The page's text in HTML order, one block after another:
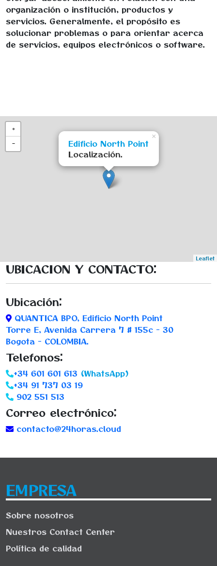
organización o institución, productos y
servicios. Generalmente, el propósito es
solucionar problemas o para orientar acerca
de servicios, equipos electrónicos o software.
Edificio North Point
Localización.
×
+
−
Leaflet
UBICACION Y CONTACTO:
Ubicación:
QUANTICA BPO, Edificio North Point
Torre E, Avenida Carrera 7 # 155c - 30
Bogota - COLOMBIA.
Telefonos:
+34 601 601 613 (WhatsApp)
+34 91 737 03 19
902 551 513
Correo electrónico:
contacto@24horas.cloud
EMPRESA
Sobre nosotros
Nuestros Contact Center
Política de calidad